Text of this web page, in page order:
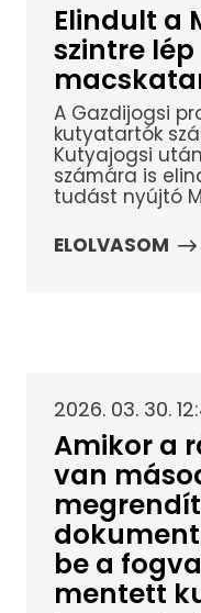
Elindult a
szintre
A Gazdijogsi
kutyatartók
Kutyajogsi
számára is
tudást nyújtó
ELOLVASOM
2026. 03. 30.
Amikor a
van
be a
mentett